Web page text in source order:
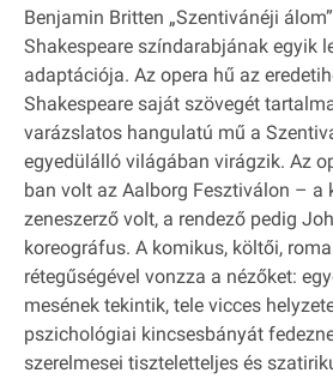
Benjamin Britten „Szentivánéji
Shakespeare színdarabjának egyik
adaptációja. Az opera hű az
Shakespeare saját szövegét
varázslatos hangulatú mű a
egyedülálló világában virágzik. Az
ban volt az Aalborg Fesztiválon – a
zeneszerző volt, a rendező pedig
koreográfus. A komikus, költői,
rétegűségével vonzza a nézőket:
mesének tekintik, tele vicces
pszichológiai kincsesbányát
szerelmesei tiszteletteljes és